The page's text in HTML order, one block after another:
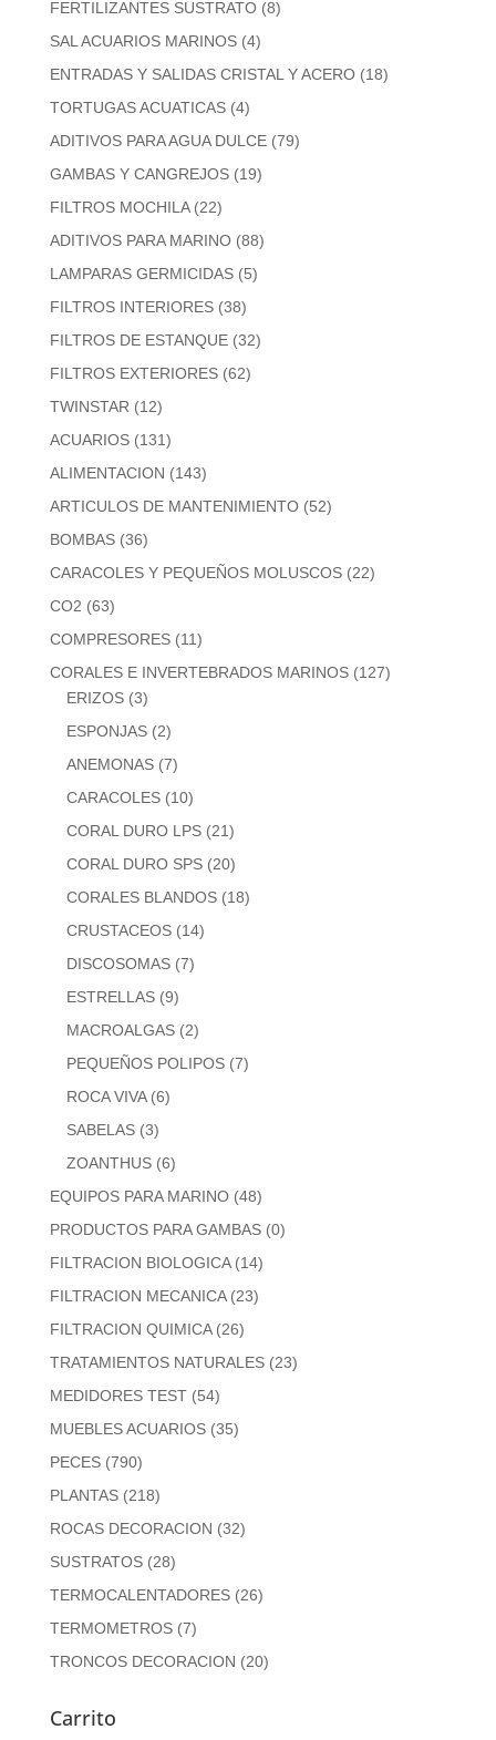
FERTILIZANTES SUSTRATO (8)
SAL ACUARIOS MARINOS (4)
ENTRADAS Y SALIDAS CRISTAL Y ACERO (18)
TORTUGAS ACUATICAS (4)
ADITIVOS PARA AGUA DULCE (79)
GAMBAS Y CANGREJOS (19)
FILTROS MOCHILA (22)
ADITIVOS PARA MARINO (88)
LAMPARAS GERMICIDAS (5)
FILTROS INTERIORES (38)
FILTROS DE ESTANQUE (32)
FILTROS EXTERIORES (62)
TWINSTAR (12)
ACUARIOS (131)
ALIMENTACION (143)
ARTICULOS DE MANTENIMIENTO (52)
BOMBAS (36)
CARACOLES Y PEQUEÑOS MOLUSCOS (22)
CO2 (63)
COMPRESORES (11)
CORALES E INVERTEBRADOS MARINOS (127)
ERIZOS (3)
ESPONJAS (2)
ANEMONAS (7)
CARACOLES (10)
CORAL DURO LPS (21)
CORAL DURO SPS (20)
CORALES BLANDOS (18)
CRUSTACEOS (14)
DISCOSOMAS (7)
ESTRELLAS (9)
MACROALGAS (2)
PEQUEÑOS POLIPOS (7)
ROCA VIVA (6)
SABELAS (3)
ZOANTHUS (6)
EQUIPOS PARA MARINO (48)
PRODUCTOS PARA GAMBAS (0)
FILTRACION BIOLOGICA (14)
FILTRACION MECANICA (23)
FILTRACION QUIMICA (26)
TRATAMIENTOS NATURALES (23)
MEDIDORES TEST (54)
MUEBLES ACUARIOS (35)
PECES (790)
PLANTAS (218)
ROCAS DECORACION (32)
SUSTRATOS (28)
TERMOCALENTADORES (26)
TERMOMETROS (7)
TRONCOS DECORACION (20)
Carrito